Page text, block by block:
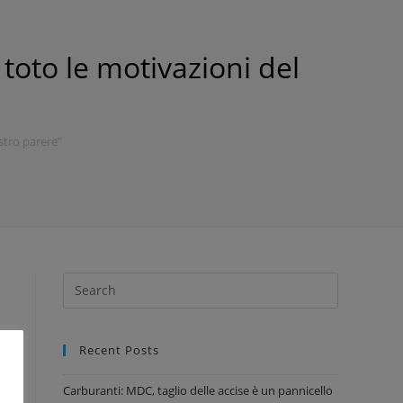
toto le motivazioni del
parere”
Recent Posts
Carburanti: MDC, taglio delle accise è un pannicello